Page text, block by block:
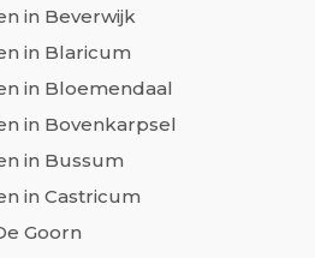
in Beverwijk
in Blaricum
in Bloemendaal
in Bovenkarpsel
in Bussum
in Castricum
Goorn